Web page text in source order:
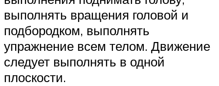
выполнять вращения головой и
подбородком, выполнять
упражнение всем телом. Движение
следует выполнять в одной
плоскости.